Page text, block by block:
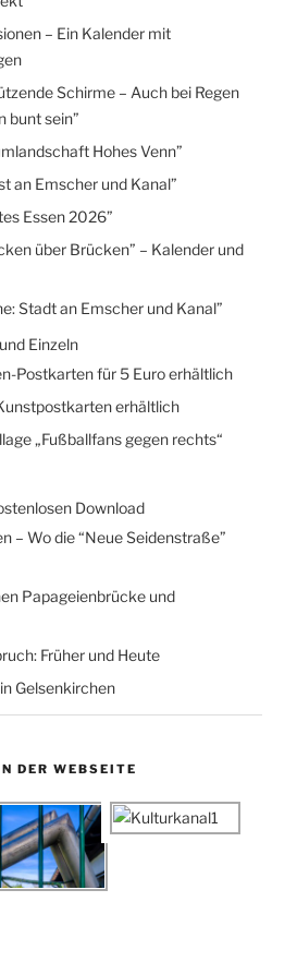
– Ein Kalender mit
Schirme – Auch bei Regen
bunt sein”
Hohes Venn”
an Emscher und Kanal”
Essen 2026”
über Brücken” – Kalender und
Stadt an Emscher und Kanal”
Einzeln
Postkarten für 5 Euro erhältlich
erhältlich
„Fußballfans gegen rechts“
Download
– Wo die “Neue Seidenstraße”
Papageienbrücke und
Früher und Heute
Gelsenkirchen
DER WEBSEITE